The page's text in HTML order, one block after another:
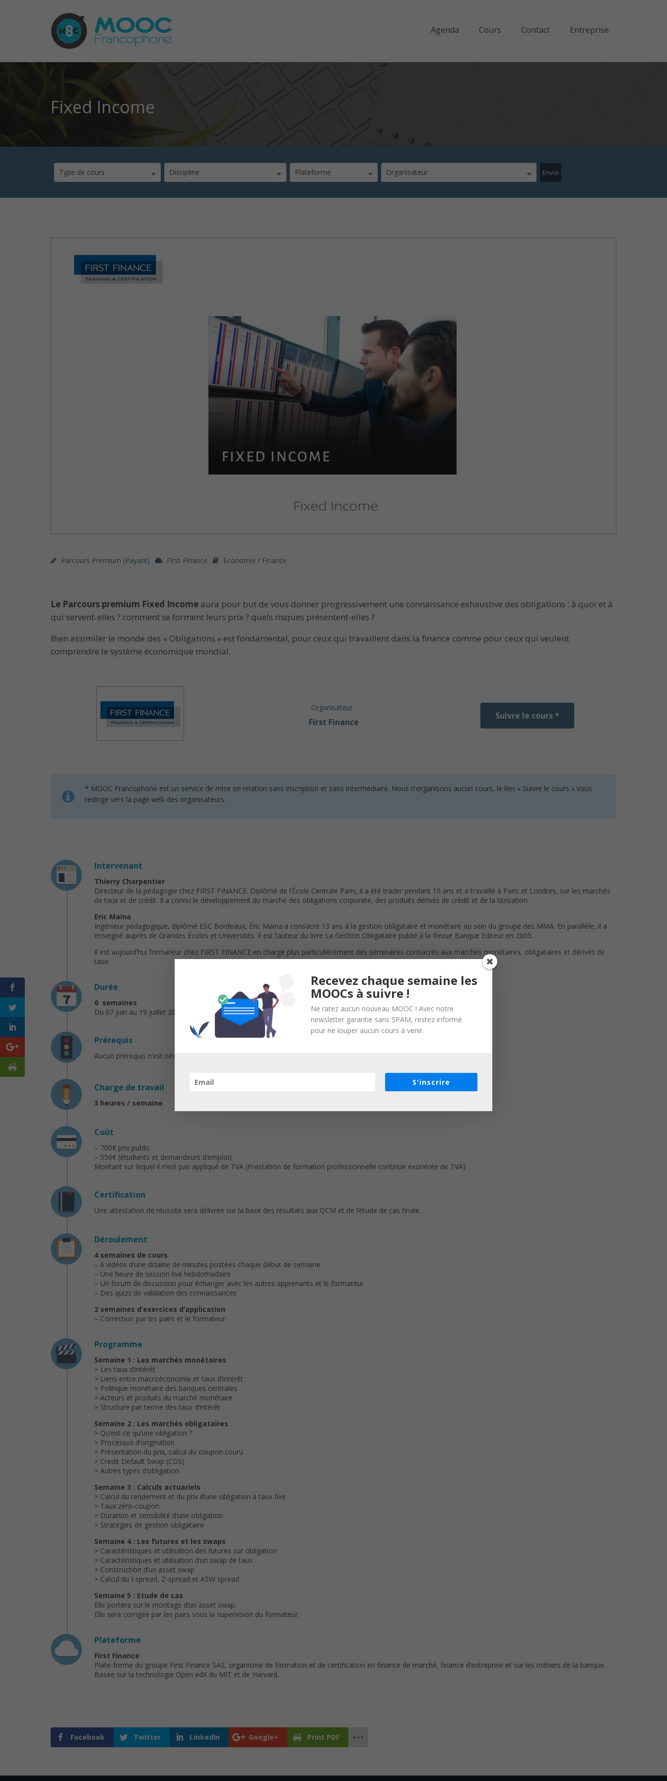
Agenda Cours Contact Entreprise
Fixed Income
Type de cours Discipline Plateforme Organisateur
Parcours Premium (payant) First Finance Economie / Finance
Le Parcours premium Fixed Income aura pour but de vous donner progressivement une connaissance exhaustive des obligations : à quoi et à
qui servent-elles ? comment se forment leurs prix ? quels risques présentent-elles ?
Bien assimiler le monde des « Obligations » est fondamental, pour ceux qui travaillent dans la finance comme pour ceux qui veulent
comprendre le système économique mondial.
Organisateur :
First Finance
Suivre le cours *
* MOOC Francophone est un service de mise en relation sans inscription et sans intermédiaire. Nous n’organisons aucun cours, le lien « Suivre le cours » vous
redirige vers la page web des organisateurs.
Intervenant
Thierry Charpentier
Directeur de la pédagogie chez FIRST FINANCE. Diplômé de l’École Centrale Paris, il a été trader pendant 10 ans et a travaillé à Paris et Londres, sur les marchés
de taux et de crédit. Il a connu le développement du marché des obligations corporate, des produits dérivés de crédit et de la titrisation.
Eric Maina
Ingénieur pédagogique, diplômé ESC Bordeaux, Éric Maina a consacré 13 ans à la gestion obligataire et monétaire au sein du groupe des MMA. En parallèle, il a
enseigné auprès de Grandes Écoles et Universités. Il est l’auteur du livre La Gestion Obligataire publié à la Revue Banque Editeur en 2005.
Il est aujourd’hui formateur chez FIRST FINANCE en charge plus particulièrement des séminaires consacrés aux marchés monétaires, obligataires et dérivés de
taux.
Durée
6 semaines
Du 07 juin au 19 juillet 2017
Prérequis
Aucun prérequis n’est nécessaire pour suivre ce cours.
Charge de travail
3 heures / semaine
Coût
– 700€ prix public
– 550€ (étudiants et demandeurs d’emploi)
Montant sur lequel il n’est pas appliqué de TVA (Prestation de formation professionnelle continue exonérée de TVA)
Certification
Une attestation de réussite sera délivrée sur la base des résultats aux QCM et de l’étude de cas finale.
Déroulement
4 semaines de cours
– 6 vidéos d’une dizaine de minutes postées chaque début de semaine
– Une heure de session live hebdomadaire
– Un forum de discussion pour échanger avec les autres apprenants et le formateur
– Des quizz de validation des connaissances
2 semaines d’exercices d’application
– Correction par les pairs et le formateur
Programme
Semaine 1 : Les marchés monétaires
> Les taux d’intérêt
> Liens entre macroéconomie et taux d’intérêt
> Politique monétaire des banques centrales
> Acteurs et produits du marché monétaire
> Structure par terme des taux d’intérêt
Semaine 2 : Les marchés obligataires
> Qu’est-ce qu’une obligation ?
> Processus d’origination
> Présentation du prix, calcul du coupon couru
> Credit Default Swap (CDS)
> Autres types d’obligation
Semaine 3 : Calculs actuariels
> Calcul du rendement et du prix d’une obligation à taux fixe
> Taux zéro-coupon
> Duration et sensibilité d’une obligation
> Stratégies de gestion obligataire
Semaine 4 : Les futures et les swaps
> Caractéristiques et utilisation des futures sur obligation
> Caractéristiques et utilisation d’un swap de taux
> Construction d’un asset swap
> Calcul du I-spread, Z-spread et ASW spread
Semaine 5 : Etude de cas
Elle portera sur le montage d’un asset swap.
Elle sera corrigée par les pairs sous la supervision du formateur.
Plateforme
First Finance
Plate-forme du groupe First Finance SAS, organisme de formation et de certification en finance de marché, finance d’entreprise et sur les métiers de la banque.
Basée sur la technologie Open edX du MIT et de Harvard.
Facebook Twitter LinkedIn Google+ Print PDF
Recevez chaque semaine les
MOOCs à suivre !
Ne ratez aucun nouveau MOOC ! Avec notre
newsletter garantie sans SPAM, restez informé
pour ne louper aucun cours à venir.
S'inscrire